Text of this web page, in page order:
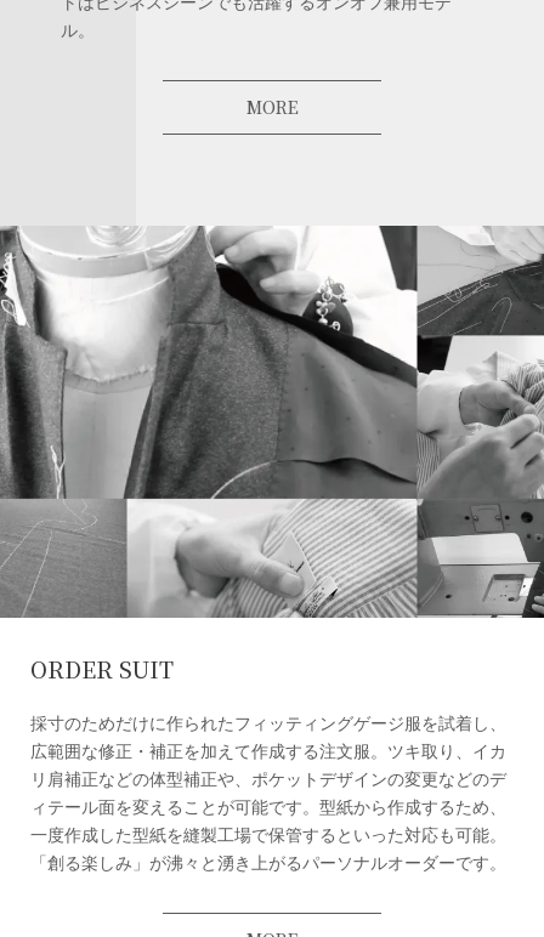
ル。
MORE
ORDER SUIT
採寸のためだけに作られたフィッティングゲージ服を試着し、
広範囲な修正・補正を加えて作成する注文服。ツキ取り、イカ
リ肩補正などの体型補正や、ポケットデザインの変更などのデ
ィテール面を変えることが可能です。型紙から作成するため、
一度作成した型紙を縫製工場で保管するといった対応も可能。
「創る楽しみ」が沸々と湧き上がるパーソナルオーダーです。